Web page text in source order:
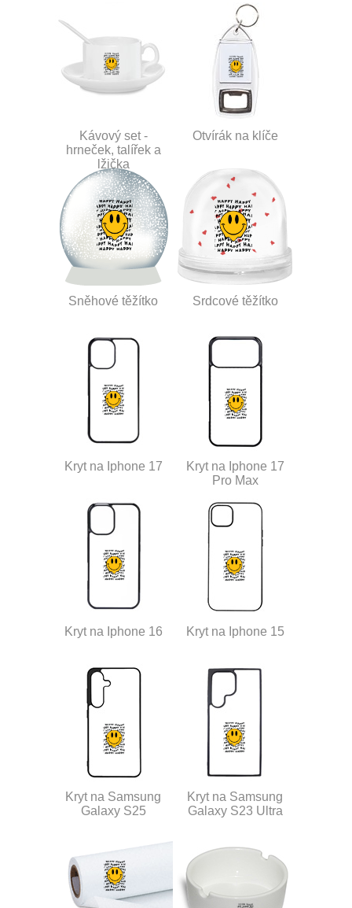
Kávový set -
hrneček, talířek a
lžička
Otvírák na klíče
Sněhové těžítko Srdcové těžítko
Kryt na Iphone 17
Kryt na Iphone 17
Pro Max
Kryt na Iphone 16 Kryt na Iphone 15
Kryt na Samsung
Galaxy S25
Kryt na Samsung
Galaxy S23 Ultra